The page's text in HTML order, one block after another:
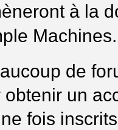
à la
Machines.
de
un
fois